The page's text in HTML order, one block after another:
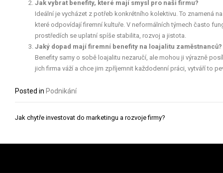
Jak vybrat benefity, které mají smysl pro naši firmu?
Ideální je vycházet z potřeb konkrétního kolektivu. To znamená
které odpovídají firemní kultuře. V neformálních týmech často
prostředích se uplatní spíše stabilita, rozvoj a jistota.
Jaký dopad mají firemní benefity na loajalitu zaměstnanců?
Benefity samy o sobě loajalitu nezaručí, ale mohou ji výrazně
jich firma váží a chce jim zpříjemnit každodenní práci, vytváří to
Posted in Podnikání
Navigace
Jak chytře investovat do marketingu a rozvoje firmy?